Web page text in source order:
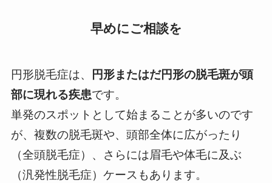
早めにご相談を
円形脱毛症は、
円形またはだ円形の脱毛斑が頭
部に現れる疾患です。
単発のスポットとして始まることが多いのです
が、複数の脱毛斑や、頭部全体に広がったり
（全頭脱毛症）、さらには眉毛や体毛に及ぶ
（汎発性脱毛症）ケースもあります。